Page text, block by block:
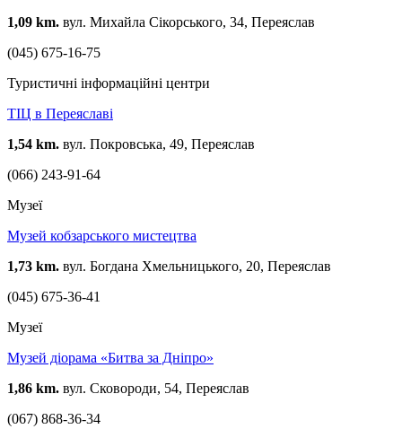
1,09 km. вул. Михайла Сікорського, 34, Переяслав
(045) 675-16-75
Туристичні інформаційні центри
ТІЦ в Переяславі
1,54 km. вул. Покровська, 49, Переяслав
(066) 243-91-64
Музеї
Музей кобзарського мистецтва
1,73 km. вул. Богдана Хмельницького, 20, Переяслав
(045) 675-36-41
Музеї
Музей діорама «Битва за Дніпро»
1,86 km. вул. Сковороди, 54, Переяслав
(067) 868-36-34